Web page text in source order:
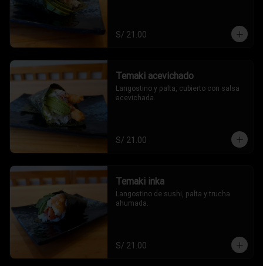
S/ 21.00
Temaki acevichado
Langostino y palta, cubierto con salsa
acevichada.
S/ 21.00
Temaki inka
Langostino de sushi, palta y trucha
ahumada.
S/ 21.00